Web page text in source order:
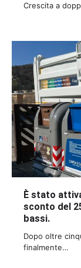
Crescita a
È stato
sconto del
bassi.
Dopo oltre
finalmente…